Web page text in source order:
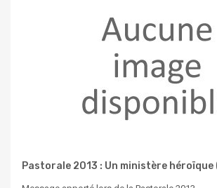
Pastorale 2013 : Un ministère héroïque